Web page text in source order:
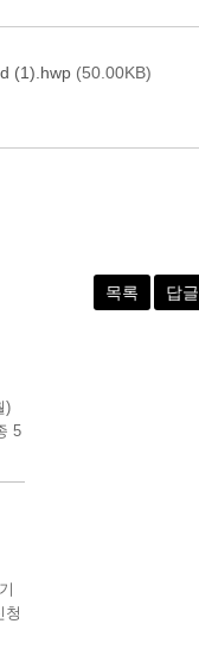
(1).hwp (50.00KB)
목록
답글
)
5
청